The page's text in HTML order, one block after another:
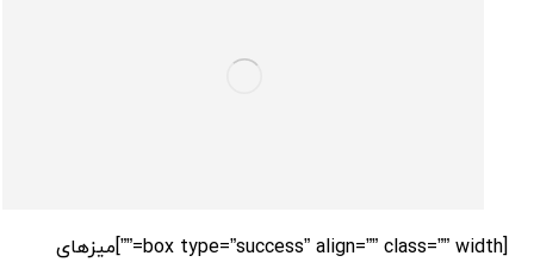
[box type=”success” align=”” class=”” width=””]میزهای